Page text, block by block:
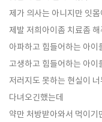
제가 의사는 아니지만 잇
제발 저희아이좀 치료좀
아파하고 힘들어하는 아이
고생하고 힘들어하는 아이
저러지도 못하는 현실이
다녀오긴했는데
약만 처방받아와서 먹이기